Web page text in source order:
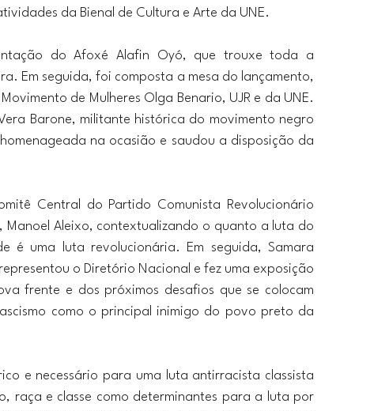
da Bienal de Cultura e Arte da UNE.
do Afoxé Alafin Oyó, que trouxe toda a
Em seguida, foi composta a mesa do lançamento,
de Mulheres Olga Benario, UJR e da UNE.
Barone, militante histórica do movimento negro
na ocasião e saudou a disposição da
Central do Partido Comunista Revolucionário
Manoel Aleixo, contextualizando o quanto a luta do
é uma luta revolucionária. Em seguida, Samara
o Diretório Nacional e fez uma exposição
frente e dos próximos desafios que se colocam
como o principal inimigo do povo preto da
e necessário para uma luta antirracista classista
raça e classe como determinantes para a luta por